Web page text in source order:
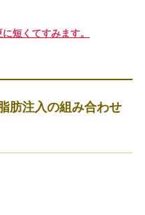
に短くてすみます。
肪注入の組み合わせ